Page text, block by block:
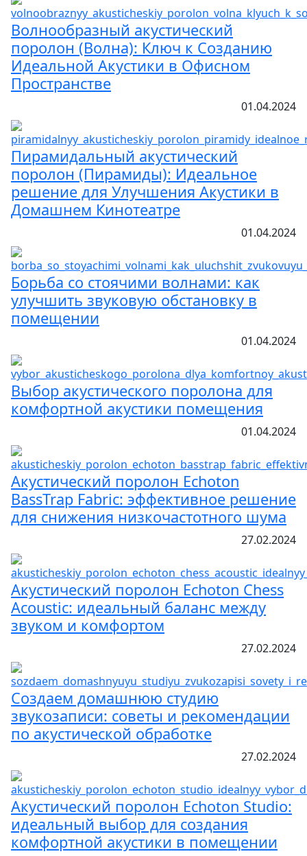
Волнообразный акустический
поролон (Волна): Ключ к Созданию
Идеальной Акустики в Офисном
Пространстве
01.04.2024
Пирамидальный акустический
поролон (Пирамиды): Идеальное
решение для Улучшения Акустики в
Домашнем Кинотеатре
01.04.2024
Борьба со стоячими волнами: как
улучшить звуковую обстановку в
помещении
01.04.2024
Выбор акустического поролона для
комфортной акустики помещения
01.04.2024
Акустический поролон Echoton
BassTrap Fabric: эффективное решение
для снижения низкочастотного шума
27.02.2024
Акустический поролон Echoton Chess
Acoustic: идеальный баланс между
звуком и комфортом
27.02.2024
Создаем домашнюю студию
звукозаписи: советы и рекомендации
по акустической обработке
27.02.2024
Акустический поролон Echoton Studio:
идеальный выбор для создания
комфортной акустики в помещении